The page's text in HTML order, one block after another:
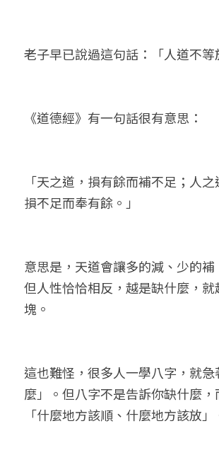
老子早已說過這句話：「人道不等
《道德經》有一句話很有意思：
「天之道，損有餘而補不足；人之
損不足而奉有餘。」
意思是，天道會讓多的減、少的補
但人性恰恰相反，越是缺什麼，
塊。
這也難怪，很多人一學八字，就
麼」。但八字不是告訴你缺什麼
「什麼地方該順、什麼地方該放」